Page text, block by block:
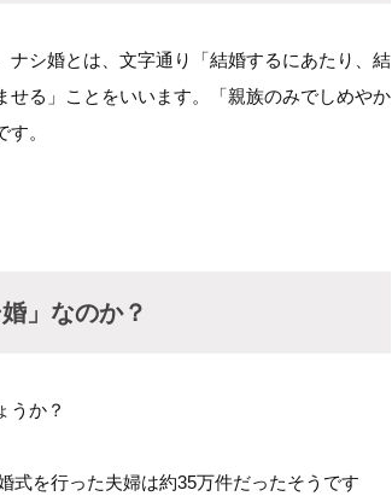
シ婚とは、文字通り「結婚するにあたり、結
る」ことをいいます。「親族のみでしめやか
。
」なのか？
うか？
式を行った夫婦は約35万件だったそうです